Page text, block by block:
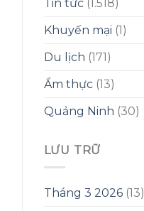
Tin tức(1.518)
Khuyến mại (1)
Du lịch (171)
Ẩm thực(13)
Quảng Ninh (30)
LƯU TRỮ
Tháng 3 2026(13)